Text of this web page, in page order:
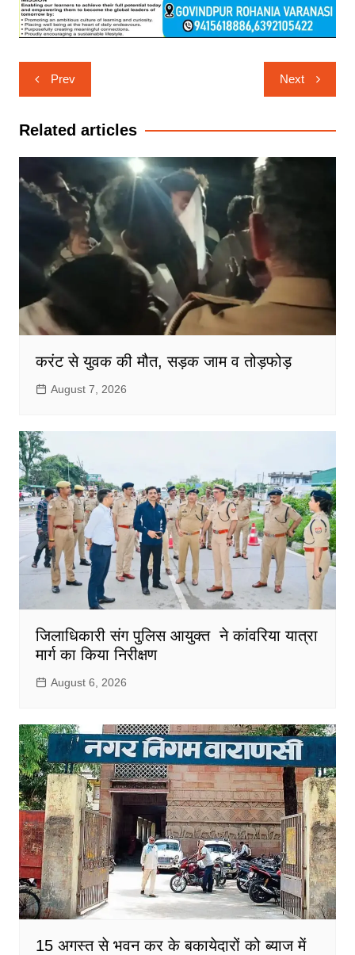
Post
navigation
Prev Next
Related articles
करंट से युवक की मौत, सड़क जाम व तोड़फोड़
August 7, 2026
जिलाधिकारी संग पुलिस आयुक्त ने कांवरिया यात्रा
मार्ग का किया निरीक्षण
August 6, 2026
15 अगस्त से भवन कर के बकायेदारों को ब्याज में